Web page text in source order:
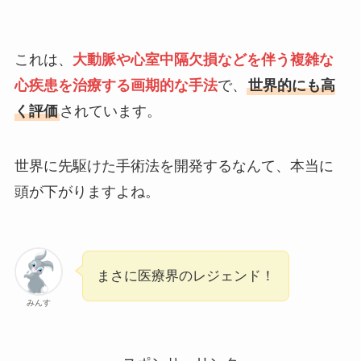
これは、 大動脈や心室中隔欠損などを伴う複雑な
心疾患を治療する画期的な手法で、 世界的にも高
く評価されています。
世界に先駆けた手術法を開発するなんて、本当に
頭が下がりますよね。
みんす
まさに医療界のレジェンド！